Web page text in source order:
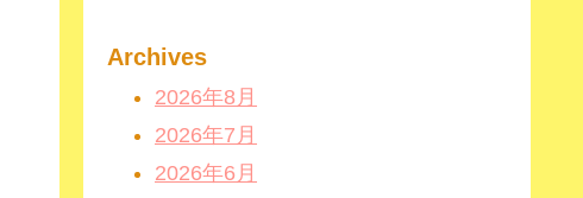
Archives
2026年8月
2026年7月
2026年6月